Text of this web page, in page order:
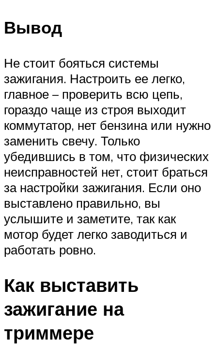
Вывод
Не стоит бояться системы
зажигания. Настроить ее легко,
главное – проверить всю цепь,
гораздо чаще из строя выходит
коммутатор, нет бензина или нужно
заменить свечу. Только
убедившись в том, что физических
неисправностей нет, стоит браться
за настройки зажигания. Если оно
выставлено правильно, вы
услышите и заметите, так как
мотор будет легко заводиться и
работать ровно.
Как выставить
зажигание на
триммере